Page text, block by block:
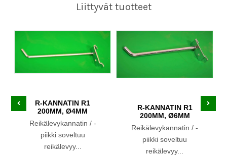
Liittyvät tuotteet
R-KANNATIN R1
200MM, Ø4MM
Reikälevykannatin / -
piikki soveltuu
reikälevyy...
R-KANNATIN R1
200MM, Ø6MM
Reikälevykannatin / -
piikki soveltuu
reikälevyy...